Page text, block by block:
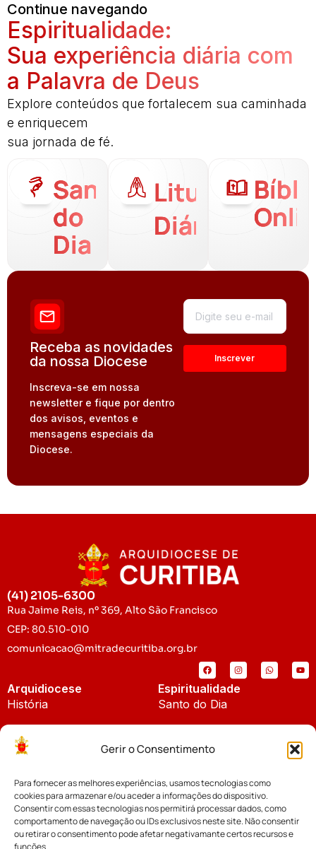
Gerir o Consentimento
Para fornecer as melhores experiências, usamos tecnologias como
cookies para armazenar e/ou aceder a informações do dispositivo.
Consentir com essas tecnologias nos permitirá processar dados, como
comportamento de navegação ou IDs exclusivos neste site. Não consentir
ou retirar o consentimento pode afetar negativamante certos recursos e
funções.
Continue navegando
Espiritualidade:
Sua experiência diária com
a Palavra de Deus
Explore conteúdos que fortalecem sua caminhada
e enriquecem
sua jornada de fé.
Santo
do
Dia
Liturgia
Diária
Receba as novidades
da nossa Diocese
Inscreva-se em nossa
newsletter e fique por dentro
dos avisos, eventos e
mensagens especiais da
Diocese.
(41) 2105-6300
Rua Jaime Reis, nº 369, Alto São Francisco
CEP: 80.510-010
comunicacao@mitradecuritiba.org.br
Arquidiocese
História
Padroeira
Espiritualidade
Santo do Dia
Notícias
Notícias da Arquidiocese
Notícias Cáritas
Cúria Diocesana
Fundo Diocesano